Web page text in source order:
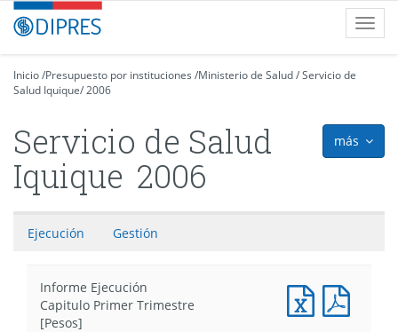
Contenido
principalDIPRES
-
de
Presupuestos
Inicio/Presupuesto por instituciones /Ministerio de Salud/Servicio de
Salud Iquique/2006
más
Servicio de Salud
Iquique 2006
Ejecución Gestión
Informe Ejecución
Capitulo Primer Trimestre
[Pesos]
Informe
Ejecución